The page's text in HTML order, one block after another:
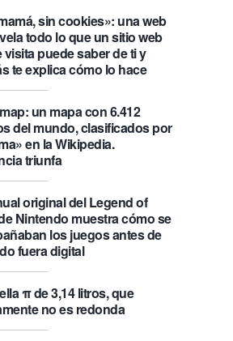
sin cookies»: una web
todo lo que un sitio web
visita puede saber de ti y
te explica cómo lo hace
un mapa con 6.412
del mundo, clasificados por
en la Wikipedia.
triunfa
original del Legend of
Nintendo muestra cómo se
los juegos antes de
fuera digital
π de 3,14 litros, que
no es redonda